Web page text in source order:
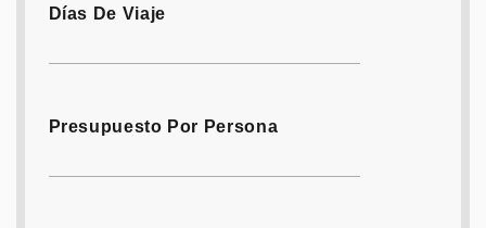
Días De Viaje
Presupuesto Por Persona